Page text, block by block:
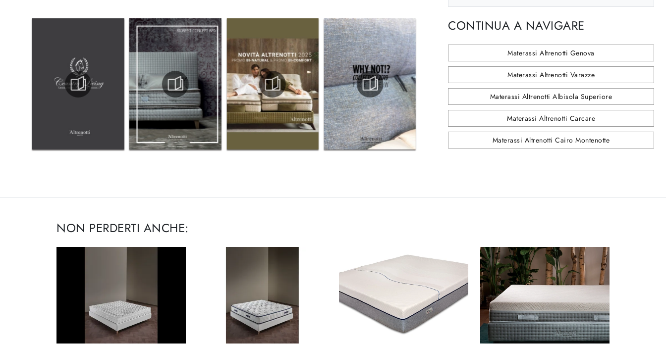
CONTINUA A NAVIGARE
Materassi Altrenotti Genova
Materassi Altrenotti Varazze
Materassi Altrenotti Albisola Superiore
Materassi Altrenotti Carcare
Materassi Altrenotti Cairo Montenotte
NON PERDERTI ANCHE: